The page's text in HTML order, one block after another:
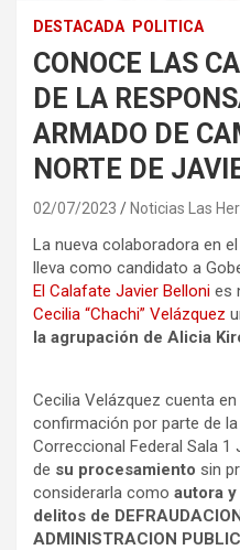
DESTACADA POLITICA
CONOCE LAS
DE LA
ARMADO DE
NORTE DE
02/07/2023 Noticias Las
La nueva colaboradora en
lleva como candidato a
El Calafate Javier Belloni es
Cecilia “Chachi” Velázquez
la agrupación de Alicia
Cecilia Velázquez cuenta
confirmación por parte de
Correccional Federal Sala 1
de su procesamiento sin
considerarla como autora
delitos de
ADMINISTRACION